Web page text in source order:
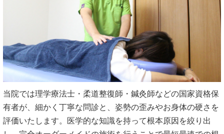
当院では理学療法士・柔道整復師・鍼灸師などの国家資格保
有者が、細かく丁寧な問診と、姿勢の歪みやお身体の硬さを
評価いたします。医学的な知識を持って根本原因を絞り出